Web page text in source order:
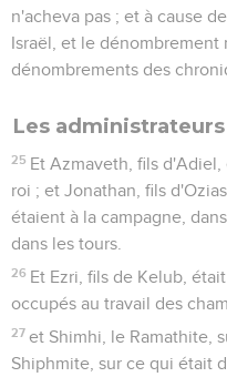
n'acheva pas ; et à cause
Israël, et le dénombrement
dénombrements des
Les
25 Et Azmaveth, fils
roi ; et Jonathan, fils
étaient à la campagne,
dans les tours.
26 Et Ezri, fils de Kelub,
occupés au travail des
27 et Shimhi, le Ramathite,
Shiphmite, sur ce qui était